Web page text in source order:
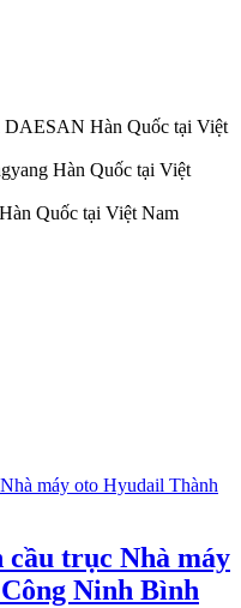
cầu trục Nhà máy
Ninh Bình